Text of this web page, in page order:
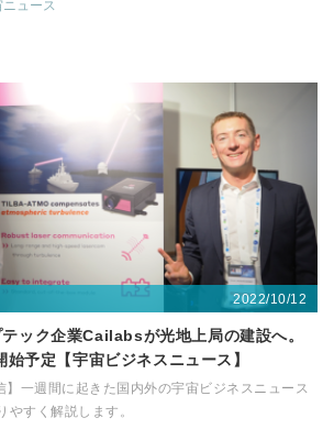
ュース
2022/10/12
ック企業Cailabsが光地上局の建設へ。
予定【宇宙ビジネスニュース】
】一週間に起きた国内外の宇宙ビジネスニュース
やすく解説します。